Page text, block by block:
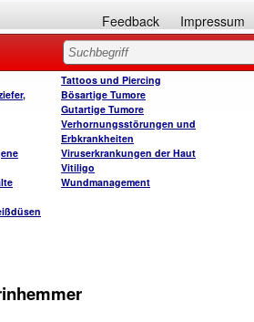
Feedback Impressum
Tattoos und Piercing
Bösartige Tumore
Gutartige Tumore
Verhornungsstörungen und
Erbkrankheiten
Viruserkrankungen der Haut
Vitiligo
Wundmanagement